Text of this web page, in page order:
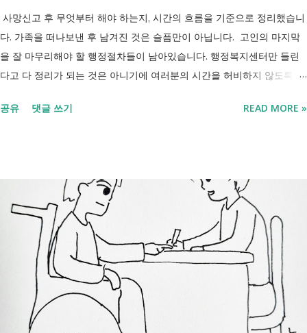
사망신고 후 무엇부터 해야 하는지, 시간의 흐름을 기준으로 정리했습니
다. 가족을 떠나보낸 후 남겨진 것은 슬픔만이 아닙니다. 고인의 마지막
을 잘 마무리해야 할 행정절차들이 남아있습니다. 행정복지센터만 들린
다고 다 정리가 되는 것은 아니기에 여러분의 시간을 허비하지 않도록 정
처리까지 이 흐름만 따라가시면 됩니다. 장례 후 행정 절차 타임라인 장
모든 절차를 대신 처리해주지는 않습니다. 행정복지센터에서는 - 금융재
산, 부동산, 세금, 연금 등 '조회' 신청할 수 있습니다. 나머지는 직접 해야
합니다. - 상속포기 또는 한정승인 법원 - 상속세, 취득세 신고 세무서, 시
군구청 - 예금 인출, 보험금 청구 은행, 보험사 사망신고 당일에 끝낼 수
있는 건 '신청까지', 처리는 2주 후 부터입니다. [조회되는 것 vs 안되는
것] 구분 조회 가능 조회 불가 금융 은행, 보험, 증권 사금융, 개인 간 거래
세금 국세, 지방세 - 자산 부동산, 자동차 해외 자산, 현금 기타 연금 사업
상 채무, 구독 [함께보면 좋은 링크] - 부모님 사망 후 ...
공유 댓글 쓰기 READ MORE »